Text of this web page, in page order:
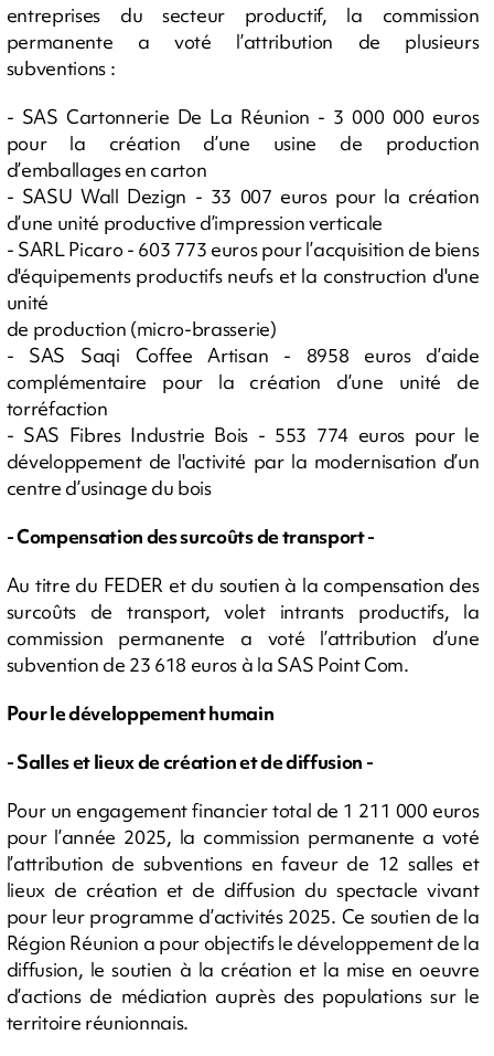
entreprises du secteur productif, la commission
permanente a voté l’attribution de plusieurs
subventions :
- SAS Cartonnerie De La Réunion - 3 000 000 euros
pour la création d’une usine de production
d’emballages en carton
- SASU Wall Dezign - 33 007 euros pour la création
d’une unité productive d’impression verticale
- SARL Picaro - 603 773 euros pour l’acquisition de biens
d'équipements productifs neufs et la construction d'une
unité
de production (micro-brasserie)
- SAS Saqi Coffee Artisan - 8958 euros d’aide
complémentaire pour la création d’une unité de
torréfaction
- SAS Fibres Industrie Bois - 553 774 euros pour le
développement de l'activité par la modernisation d’un
centre d’usinage du bois
- Compensation des surcoûts de transport -
Au titre du FEDER et du soutien à la compensation des
surcoûts de transport, volet intrants productifs, la
commission permanente a voté l’attribution d’une
subvention de 23 618 euros à la SAS Point Com.
Pour le développement humain
- Salles et lieux de création et de diffusion -
Pour un engagement financier total de 1 211 000 euros
pour l’année 2025, la commission permanente a voté
l’attribution de subventions en faveur de 12 salles et
lieux de création et de diffusion du spectacle vivant
pour leur programme d’activités 2025. Ce soutien de la
Région Réunion a pour objectifs le développement de la
diffusion, le soutien à la création et la mise en oeuvre
d’actions de médiation auprès des populations sur le
territoire réunionnais.